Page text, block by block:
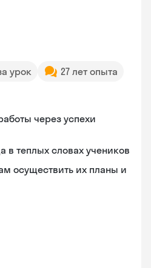
урок
27 лет опыта
через успехи
в теплых словах учеников
осуществить их планы и